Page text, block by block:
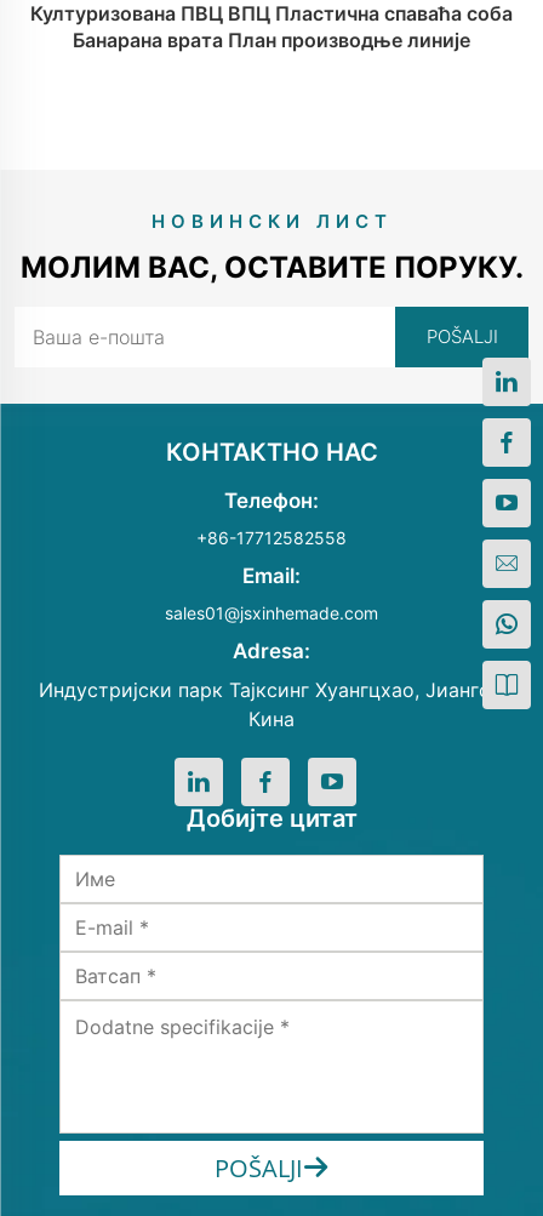
Културизована ПВЦ ВПЦ Пластична спаваћа соба
Банарана врата План производње линије
НОВИНСКИ ЛИСТ
МОЛИМ ВАС, ОСТАВИТЕ ПОРУКУ.
КОНТАКТНО НАС
Телефон:
+86-17712582558
Email:
sales01@jsxinhemade.com
Adresa:
Индустријски парк Тајксинг Хуангцхао, Јиангсу,
Кина
Добијте цитат
POŠALJI